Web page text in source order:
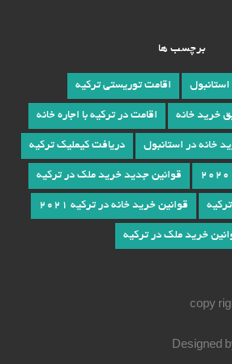
برچسب ها
استانبول اقامت توریستی ترکیه
خرید خانه اقامت در ترکیه با اجاره خانه
خانه در استانبول دریافت کیملیک ترکیه
قوانین جدید خرید ملک در ترکیه
قوانین خرید خانه در ترکیه 2021
خرید ملک در ترکیه
copy
Designed